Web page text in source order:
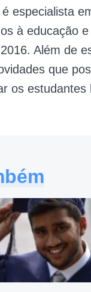
é especialista
à educação
Além de
que
os estudantes